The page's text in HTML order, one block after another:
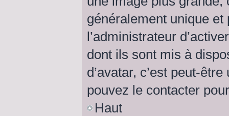
généralement unique et
l’administrateur
dont ils sont mis à
d’avatar, c’est peut-
pouvez le contacter
Haut